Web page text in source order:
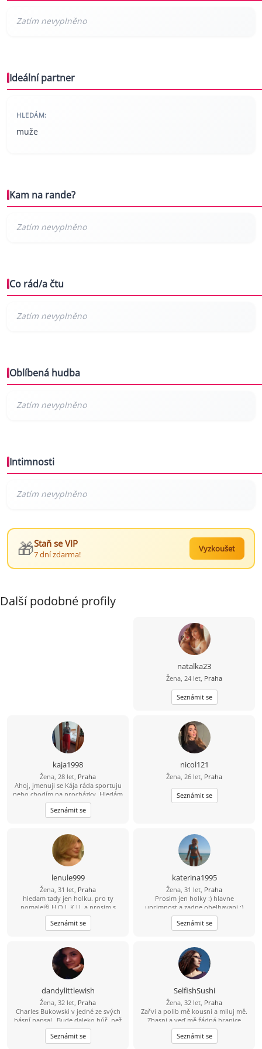
Ideální partner
HLEDÁM:
muže
Kam na rande?
Co rád/a čtu
Oblíbená hudba
Intimnosti
🎁Staň se VIP
7 dní zdarma!
Vyzkoušet
Další podobné profily
natalka23
Žena, 24 let, Praha
Seznámit se
kaja1998
Žena, 28 let, Praha
Ahoj, jmenuji se Kája ráda sportuju
nebo chodím na procházky. Hledám
někoho na dopisování výměnu
fotek, ale když padne jiskra ráda to
povýším
Seznámit se
nicol121
Žena, 26 let, Praha
Seznámit se
lenule999
Žena, 31 let, Praha
hledam tady jen holku. pro ty
pomalejši H O L K U. a prosim s
fotkou
Seznámit se
katerina1995
Žena, 31 let, Praha
Prosim jen holky :) hlavne
uprimnost a zadne obelhavani :)
Seznámit se
dandylittlewish
Žena, 32 let, Praha
Charles Bukowski v jedné ze svých
básní napsal „Bude daleko hůř, než
je. A taky daleko líp. Já si počkám.“ I
já si počkám. Miluju film, divadlo,
hudbu, básně, kávu, noc,
Seznámit se
SelfishSushi
Žena, 32 let, Praha
Zařvi a polib mě kousni a miluj mě.
Zhasni a veď mě žádná hranice
neexistuje
Seznámit se